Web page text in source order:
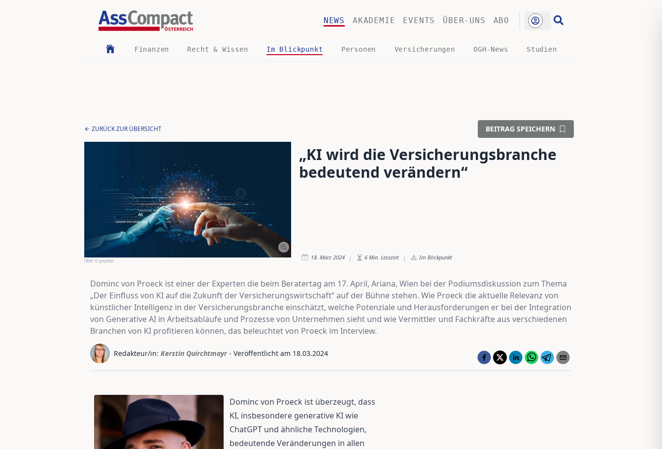
NEWS AKADEMIE EVENTS ÜBER-UNS ABO
Finanzen Recht & Wissen Im Blickpunkt Personen Versicherungen OGH-News Studien
ZURÜCK ZUR ÜBERSICHT BEITRAG SPEICHERN
(Bild:© ipopba)
„KI wird die Versicherungsbranche
bedeutend verändern“
18. März 2024 | 6 Min. Lesezeit | Im Blickpunkt
Dominc von Proeck ist einer der Experten die beim Beratertag am 17. April, Ariana, Wien bei der Podiumsdiskussion zum Thema
„Der Einfluss von KI auf die Zukunft der Versicherungswirtschaft“ auf der Bühne stehen. Wie Proeck die aktuelle Relevanz von
künstlicher Intelligenz in der Versicherungsbranche einschätzt, welche Potenziale und Herausforderungen er bei der Integration
von Generative AI in Arbeitsabläufe und Prozesse von Unternehmen sieht und wie Vermittler und Fachkräfte aus verschiedenen
Branchen von KI profitieren können, das beleuchtet von Proeck im Interview.
Redakteur/in: Kerstin Quirchtmayr - Veröffentlicht am 18.03.2024
Dominc von Proeck ist überzeugt, dass
KI, insbesondere generative KI wie
ChatGPT und ähnliche Technologien,
bedeutende Veränderungen in allen